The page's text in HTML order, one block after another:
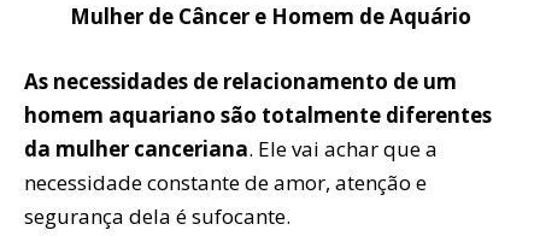
Mulher de Câncer e Homem de Aquário
As necessidades de relacionamento de um
homem aquariano são totalmente diferentes
da mulher canceriana. Ele vai achar que a
necessidade constante de amor, atenção e
segurança dela é sufocante.